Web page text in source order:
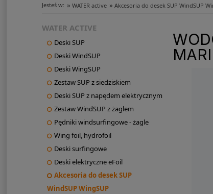
Jesteś w: » WATER active » Akcesoria do desek SUP WindSUP
WATER ACTIVE
Deski SUP
Deski WindSUP
Deski WingSUP
Zestaw SUP z siedziskiem
Deski SUP z napędem elektrycznym
Zestaw WindSUP z żaglem
Pędniki windsurfingowe - żagle
Wing foil, hydrofoil
Deski surfingowe
Deski elektryczne eFoil
Akcesoria do desek SUP
WindSUP WingSUP